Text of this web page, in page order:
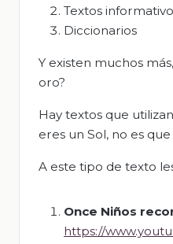
Textos
Diccionarios
Y existen muchos
oro?
Hay textos que
eres un Sol, no es
A este tipo de texto
Once Niños
https://